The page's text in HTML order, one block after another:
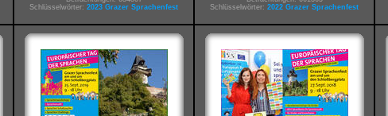
Schlüsselwörter: 2023 Grazer Sprachenfest
Schlüsselwörter: 2022 Grazer Sprachenfest